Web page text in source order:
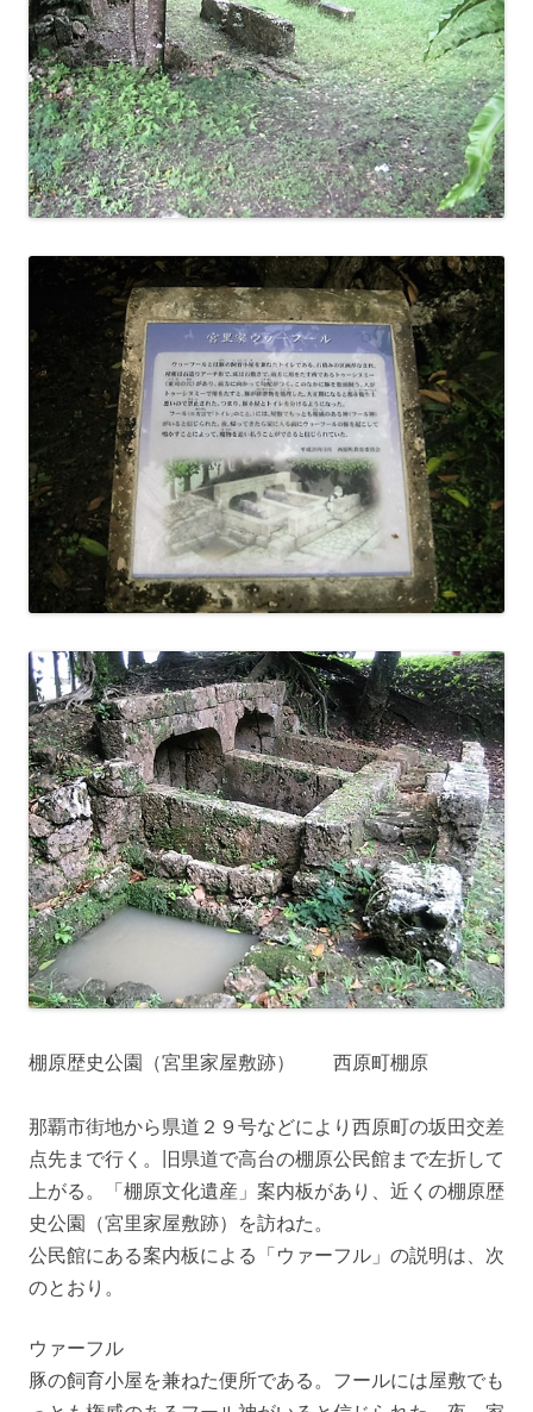
棚原歴史公園（宮里家屋敷跡） 西原町棚原
那覇市街地から県道２９号などにより西原町の坂田交差
点先まで行く。旧県道で高台の棚原公民館まで左折して
上がる。「棚原文化遺産」案内板があり、近くの棚原歴
史公園（宮里家屋敷跡）を訪ねた。
公民館にある案内板による「ウァーフル」の説明は、次
のとおり。
ウァーフル
豚の飼育小屋を兼ねた便所である。フールには屋敷でも